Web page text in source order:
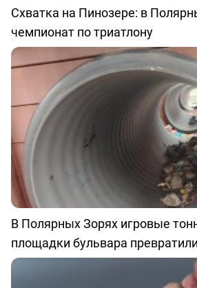
Схватка на Пинозере: в
чемпионат по триатлону
В Полярных Зорях игровые
площадки бульвара